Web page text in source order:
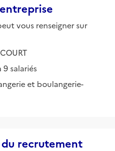
vous renseigner sur
9 salariés
et boulangerie-
du recrutement